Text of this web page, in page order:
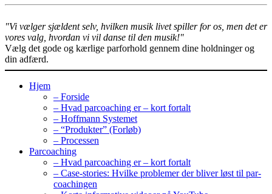
"Vi vælger sjældent selv, hvilken musik livet spiller for os, men det er
vores valg, hvordan vi vil danse til den musik!"
Vælg det gode og kærlige parforhold gennem dine holdninger og
din adfærd.
Hjem
– Forside
– Hvad parcoaching er – kort fortalt
– Hoffmann Systemet
– “Produkter” (Forløb)
– Processen
Parcoaching
– Hvad parcoaching er – kort fortalt
– Case-stories: Hvilke problemer der bliver løst til par-
coachingen